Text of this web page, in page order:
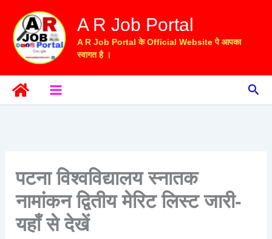
content
A R Job Portal
A R Job Portal के Official Website पे आपका
स्वागत है ।
पटना विश्वविद्यालय स्नातक
नामांकन द्वितीय मेरिट लिस्ट जारी-
यहाँ से देखें